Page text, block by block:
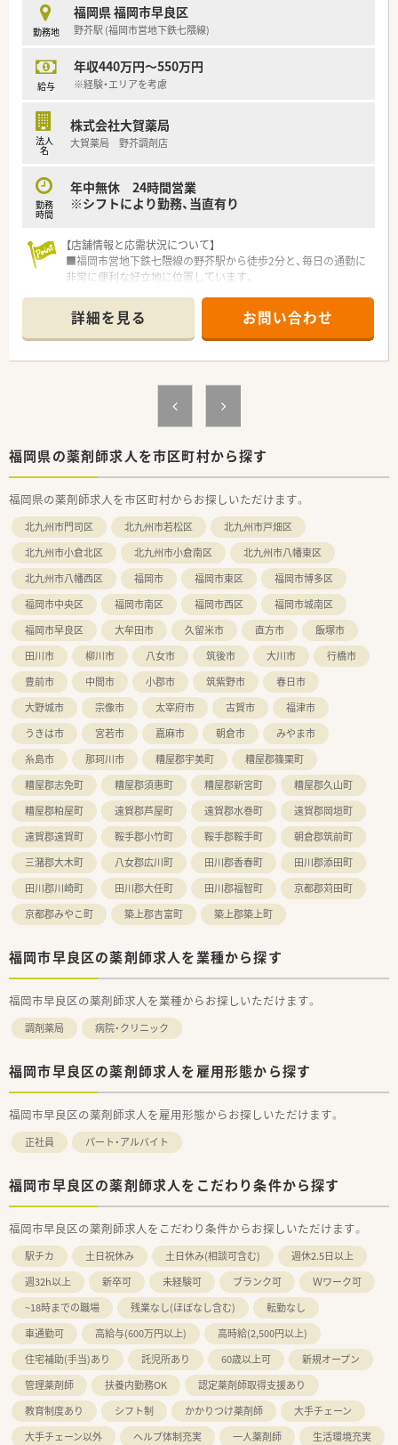
る職場を探している方におすすめです。
■東証グロース上場の成長企業で、安定した基盤のもとキャリア
【こんな取り組みをしています】
■未就学児を育てる社員をサポートする「ミルククラブ」という
独自の福利厚生制度があります。
ー制度があり、安心して業務を覚えられます。
勤務地
福岡県 福岡市早良区
野芥駅 (福岡市営地下鉄七隈線)
給与
年収440万円～550万円
※経験・エリアを考慮
法人
名
株式会社大賀薬局
大賀薬局 野芥調剤店
勤務
時間
年中無休 24時間営業
※シフトにより勤務、当直有り
【店舗情報と応需状況について】
■福岡市営地下鉄七隈線の野芥駅から徒歩2分と、毎日の通勤に
非常に便利な好立地に位置しています。
にわたる診療科の処方箋を応需しています。
■1日平均130枚ほどの処方箋を、常勤薬剤師13名と事務スタッ
フ13名の充実した人員体制で対応しています。
■組織体制の強化を見据えた定期的な採用を行っており、長期的
な視点で活躍できる意欲的な方を求めています。
■チームワークを重視しており、周囲と協力しながら円滑に業務
【法人特徴について】
■福岡県を中心に九州エリアで100店舗以上を展開する、地域に
根ざした安定した経営基盤を持つ大手法人です。
■社員の働きやすさを追求し、残業時間の削減や有給休暇の取得
促進など、ワークライフバランスを重視しています。
■階層別研修や専門研修など教育制度が非常に充実しており、薬
剤師としての着実なスキルアップを支援しています。
【こんな取り組みをしています】
■最新の調剤機器や処方箋送信アプリを積極的に導入し、業務効
率化と患者様の待ち時間短縮を実現しています。
■服薬履歴を全店でオンライン共有するシステムを構築し、店舗
を超えた併用薬チェックによる安全管理を行っています。
■店舗ごとの収益だけでなく、個人の頑張りや成果を正当に評価
し、給与や賞与として還元する仕組みがあります。
詳細を見る お問い合わせ
福岡県の薬剤師求人を市区町村から探す
福岡県の薬剤師求人を市区町村からお探しいただけます。
北九州市門司区 北九州市若松区
北九州市戸畑区
北九州市小倉北区
北九州市小倉南区
北九州市八幡東区
北九州市八幡西区
福岡市 福岡市東区
福岡市博多区
福岡市中央区
福岡市南区 福岡市西区
福岡市城南区
福岡市早良区
大牟田市 久留米市 直方市
飯塚市
田川市
柳川市 八女市 筑後市 大川市
行橋市
豊前市
中間市 小郡市 筑紫野市
春日市
大野城市
宗像市 太宰府市 古賀市
福津市
うきは市
宮若市 嘉麻市 朝倉市
みやま市
糸島市
那珂川市 糟屋郡宇美町
糟屋郡篠栗町
糟屋郡志免町
糟屋郡須惠町 糟屋郡新宮町
糟屋郡久山町
糟屋郡粕屋町
遠賀郡芦屋町 遠賀郡水巻町
遠賀郡岡垣町
遠賀郡遠賀町
鞍手郡小竹町 鞍手郡鞍手町
朝倉郡筑前町
三潴郡大木町
八女郡広川町 田川郡香春町
田川郡添田町
田川郡川崎町
田川郡大任町 田川郡福智町
京都郡苅田町
京都郡みやこ町
築上郡吉富町 築上郡築上町
福岡市早良区の薬剤師求人を業種から探す
福岡市早良区の薬剤師求人を業種からお探しいただけます。
調剤薬局 病院・クリニック
福岡市早良区の薬剤師求人を雇用形態から探す
福岡市早良区の薬剤師求人を雇用形態からお探しいただけます。
正社員 パート・アルバイト
福岡市早良区の薬剤師求人をこだわり条件から探す
福岡市早良区の薬剤師求人をこだわり条件からお探しいただけます。
駅チカ 土日祝休み 土日休み(相談可含む)
週休2.5日以上
週32h以上
新卒可 未経験可 ブランク可
Ｗワーク可
~18時までの職場
残業なし(ほぼなし含む)
転勤なし
車通勤可
高給与(600万円以上)
高時給(2,500円以上)
住宅補助(手当)あり
託児所あり 60歳以上可
新規オープン
管理薬剤師
扶養内勤務OK
認定薬剤師取得支援あり
教育制度あり
シフト制 かかりつけ薬剤師
大手チェーン
大手チェーン以外
ヘルプ体制充実 一人薬剤師
生活環境充実